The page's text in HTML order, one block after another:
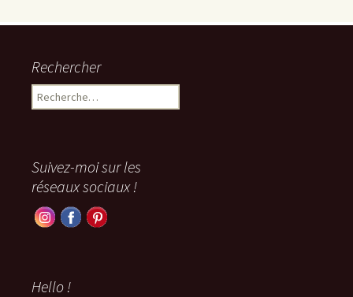
Rechercher
Rechercher :
Suivez-moi sur les
réseaux sociaux !
Hello !